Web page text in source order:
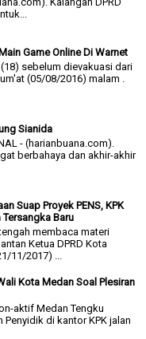
Game Online Di Warnet
sebelum dievakuasi dari
(05/08/2016) malam .
Sianida
- (harianbuana.com).
berbahaya dan akhir-akhir
Suap Proyek PENS, KPK
Baru
membaca materi
Ketua DPRD Kota
11/2017) ...
Kota Medan Soal Plesiran
aktif Medan Tengku
di kantor KPK jalan